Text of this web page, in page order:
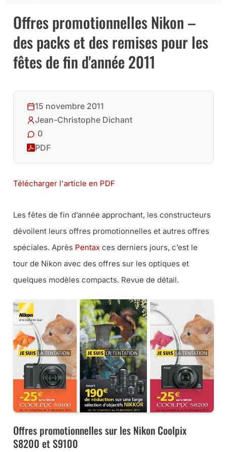
Offres promotionnelles Nikon –
des packs et des remises pour les
fêtes de fin d'année 2011
15 novembre 2011
Jean-Christophe Dichant
0
PDF
Télécharger l'article en PDF
Les fêtes de fin d’année approchant, les constructeurs
dévoilent leurs offres promotionnelles et autres offres
spéciales. Après Pentax ces derniers jours, c’est le
tour de Nikon avec des offres sur les optiques et
quelques modèles compacts. Revue de détail.
Offres promotionnelles sur les Nikon Coolpix
S8200 et S9100